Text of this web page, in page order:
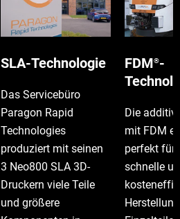
SLA-Technologie
Das Servicebüro
Paragon Rapid
Technologies
produziert mit seinen
3 Neo800 SLA 3D-
Druckern viele Teile
und größere
FDM®-
Die
mit FDM
perfekt für
schnelle